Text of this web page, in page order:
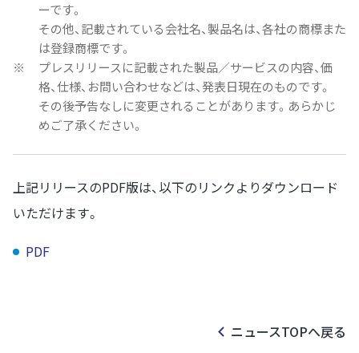
ーです。
その他、記載されている会社名、製品名は、各社の商標また
は登録商標です。
※
プレスリリースに記載された製品／サービスの内容、価
格、仕様、お問い合わせなどは、発表日現在のものです。
その後予告なしに変更されることがあります。あらかじ
めご了承ください。
上記リリースのPDF版は、以下のリンクよりダウンロード
いただけます。
PDF
ニュースTOPへ戻る